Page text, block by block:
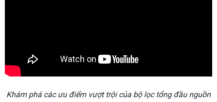
Khám phá các ưu điểm vượt trội của bộ lọc tổng đầu nguồn